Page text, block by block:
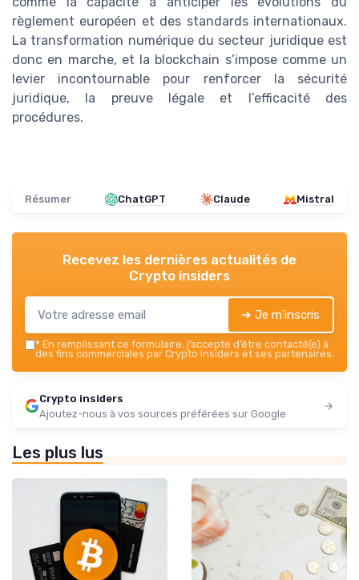
règlement européen et des standards internationaux.
La transformation numérique du secteur juridique est
donc en marche, et la blockchain s’impose comme un
levier incontournable pour renforcer la sécurité
juridique, la preuve légale et l’efficacité des
procédures.
Résumer ChatGPT Claude Mistral
Recevez les dernières actualités de
Crypto insiders
➔ Je m'inscris
* En remplissant ce formulaire, j’accepte d’être contacté(e) à
des fins commerciales par Crypto insiders et ses partenaires.
Crypto insiders
Ajoutez-nous à vos sources préférées sur Google
Les plus lus